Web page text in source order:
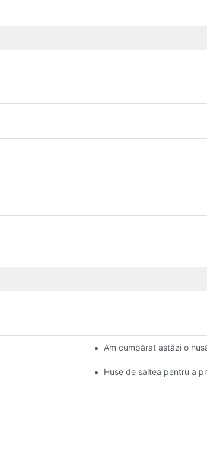
de saltea Am cumpărat astăzi o
să se mute cu stăpânii lorHuse de saltea pentru a